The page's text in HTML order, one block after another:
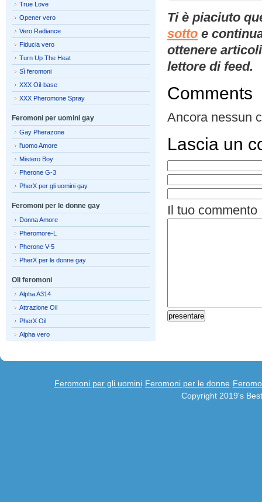
Ti è piaciuto
sotto e
ottenere
lettore di feed.
Comments
Ancora nessun
Lascia un
Il tuo commento
True Love
Opener vero
Vero Radiance
Fiducia vero
Turn Up The Heat
Sì feromoni
XXX Oil-base
XXX Pheromone Spray
Feromoni per uomini gay
Gay Pherazone
l'uomo Amore
Mistero Boy
Pherone G-3
PherX per gli uomini gay
Feromoni per le donne gay
Donna Amore
Pheromore-L
Pherone V-5
PherX per le donne gay
Oli feromoni
Alpha A314
Attrazione Oil
PherX Oil
Alpha vero
Feromoni per gli uomini Feromoni per le donne
Copyright 2019's